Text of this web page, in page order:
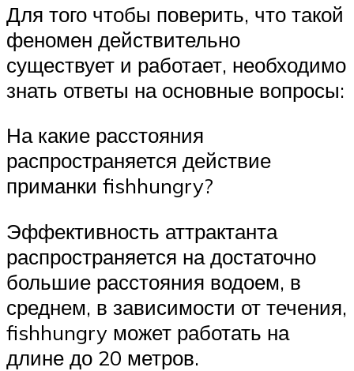
Для того чтобы поверить, что такой
феномен действительно
существует и работает, необходимо
знать ответы на основные вопросы:
На какие расстояния
распространяется действие
приманки fishhungry?
Эффективность аттрактанта
распространяется на достаточно
большие расстояния водоем, в
среднем, в зависимости от течения,
fishhungry может работать на
длине до 20 метров.